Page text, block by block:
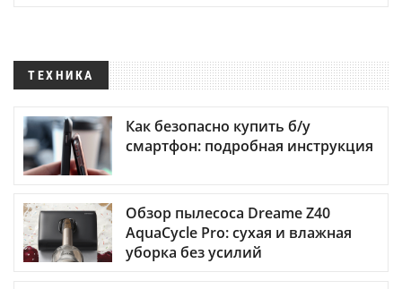
ТЕХНИКА
Как безопасно купить б/у
смартфон: подробная инструкция
Обзор пылесоса Dreame Z40
AquaCycle Pro: сухая и влажная
уборка без усилий